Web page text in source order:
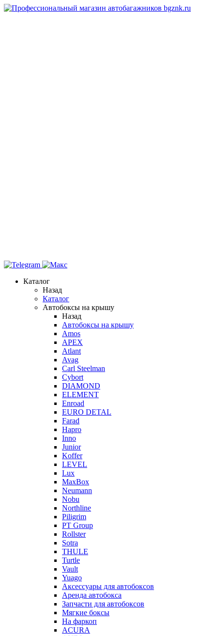
Каталог
Назад
Каталог
Автобоксы на крышу
Назад
Автобоксы на крышу
Amos
APEX
Atlant
Avag
Carl Steelman
Cybort
DIAMOND
ELEMENT
Enroad
EURO DETAL
Farad
Hapro
Inno
Junior
Koffer
LEVEL
Lux
MaxBox
Neumann
Nobu
Northline
Piligrim
PT Group
Rollster
Sotra
THULE
Turtle
Vault
Yuago
Аксессуары для автобоксов
Аренда автобокса
Запчасти для автобоксов
Мягкие боксы
На фаркоп
ACURA